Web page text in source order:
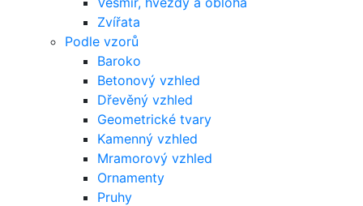
Zvířata
Podle vzorů
Baroko
Betonový vzhled
Dřevěný vzhled
Geometrické tvary
Kamenný vzhled
Mramorový vzhled
Ornamenty
Pruhy